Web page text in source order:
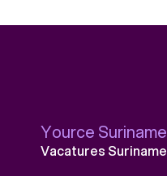
Yource Suriname
Vacatures Suriname